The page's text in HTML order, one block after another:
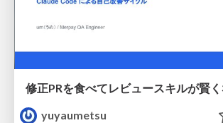
yuyaumetsu